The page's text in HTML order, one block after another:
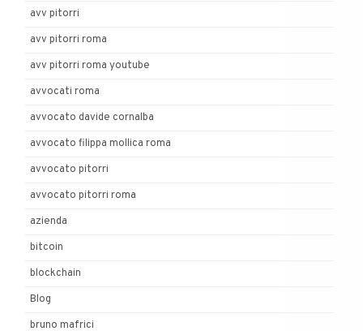
avv pitorri
avv pitorri roma
avv pitorri roma youtube
avvocati roma
avvocato davide cornalba
avvocato filippa mollica roma
avvocato pitorri
avvocato pitorri roma
azienda
bitcoin
blockchain
Blog
bruno mafrici